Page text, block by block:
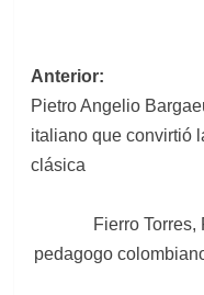
Navegación
de
entradas
Anterior:
Pietro Angelio
italiano que convirtió
clásica
Fierro
pedagogo